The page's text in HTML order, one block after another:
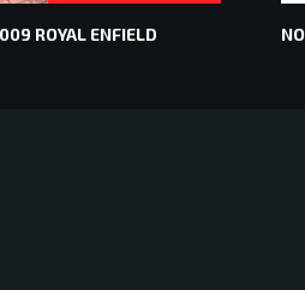
ROYAL ENFIELD